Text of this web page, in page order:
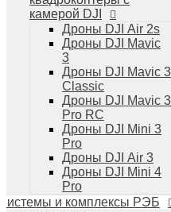
Пульты для
Пропеллеры
Кейсы для
Аккумуляторы
Телевизоры
Телевизоры
Цифровая техника
Техника Apple
Телефоны
Планшеты
Аудиотехника
камерой DJI
Дроны DJI Air 2s
Дроны DJI Mavic
3
Дроны DJI Mavic 3
Classic
Дроны DJI Mavic 3
Pro RC
Дроны DJI Mini 3
Pro
Дроны DJI Air 3
Дроны DJI Mini 4
Pro
и комплексы РЭБ